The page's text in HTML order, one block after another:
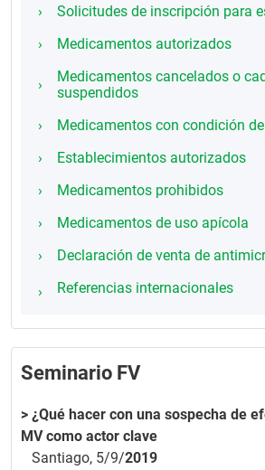
Solicitudes de inscripción para
Medicamentos autorizados
Medicamentos cancelados o
suspendidos
Medicamentos con condición
Establecimientos autorizados
Medicamentos prohibidos
Medicamentos de uso apícola
Declaración de venta de
Referencias internacionales
Seminario FV
> ¿Qué hacer con una sospecha de
MV como actor clave
Santiago, 5/9/2019